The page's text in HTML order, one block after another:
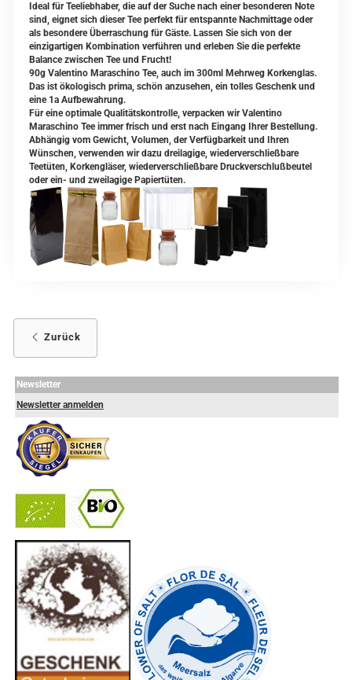
Ideal für Teeliebhaber, die auf der Suche nach einer besonderen Note
sind, eignet sich dieser Tee perfekt für entspannte Nachmittage oder
als besondere Überraschung für Gäste. Lassen Sie sich von der
einzigartigen Kombination verführen und erleben Sie die perfekte
Balance zwischen Tee und Frucht!
90g Valentino Maraschino Tee, auch im 300ml Mehrweg Korkenglas.
Das ist ökologisch prima, schön anzusehen, ein tolles Geschenk und
eine 1a Aufbewahrung.
Für eine optimale Qualitätskontrolle, verpacken wir Valentino
Maraschino Tee immer frisch und erst nach Eingang Ihrer Bestellung.
Abhängig vom Gewicht, Volumen, der Verfügbarkeit und Ihren
Wünschen, verwenden wir dazu dreilagige, wiederverschließbare
Teetüten, Korkengläser, wiederverschließbare Druckverschlußbeutel
oder ein- und zweilagige Papiertüten.
Zurück
Newsletter
Newsletter anmelden